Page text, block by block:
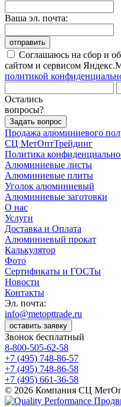
Ваша эл. почта:
отправить
Соглашаюсь на сбор и
сайтом и сервисом
политикой
Остались
вопросы?
Задать вопрос
Продажа алюминиевого
СЦ МетОптТрейдинг
Политика
Алюминиевые листы
Алюминиевые плиты
Уголок алюминиевый
Алюминиевые заготовки
О нас
Услуги
Доставка и Оплата
Алюминиевый прокат
Калькулятор
Фото
Сертификаты и ГОСТы
Новости
Контакты
Эл. почта:
info@metopttrade.ru
оставить заявку
Звонок бесплатный
8-800-505-62-58
+7 (495) 748-86-57
+7 (495) 748-86-58
+7 (495) 661-36-58
© 2026 Компания СЦ